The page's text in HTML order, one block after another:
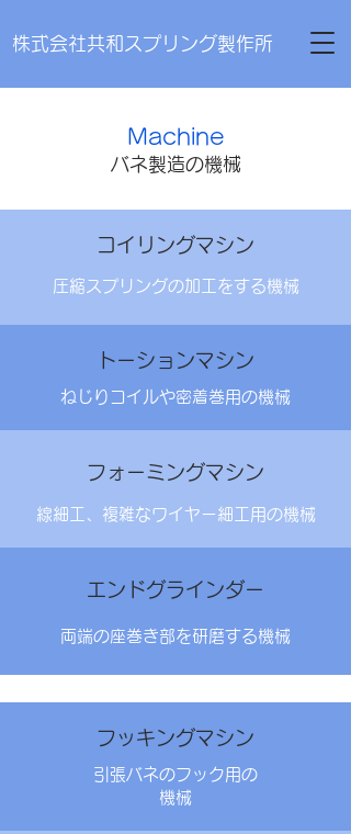
株式会社共和スプリング製作所
Machine
バネ製造の機械
コイリングマシン
圧縮スプリングの加工をする機械
トーションマシン
ねじりコイルや密着巻用の機械
フォーミングマシン
線細工、複雑なワイヤー細工用の機械
エンドグラインダー
両端の座巻き部を研磨する機械
フッキングマシン
引張バネのフック用の
​機械